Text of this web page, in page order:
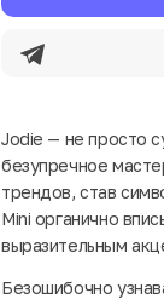
Jodie — не просто
безупречное
трендов, став
Mini органично
выразительным
Безошибочно